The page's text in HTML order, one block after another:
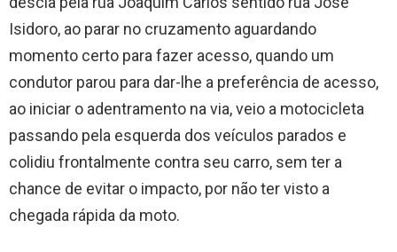
Isidoro, ao parar no cruzamento aguardando
momento certo para fazer acesso, quando um
condutor parou para dar-lhe a preferência de acesso,
ao iniciar o adentramento na via, veio a motocicleta
passando pela esquerda dos veículos parados e
colidiu frontalmente contra seu carro, sem ter a
chance de evitar o impacto, por não ter visto a
chegada rápida da moto.